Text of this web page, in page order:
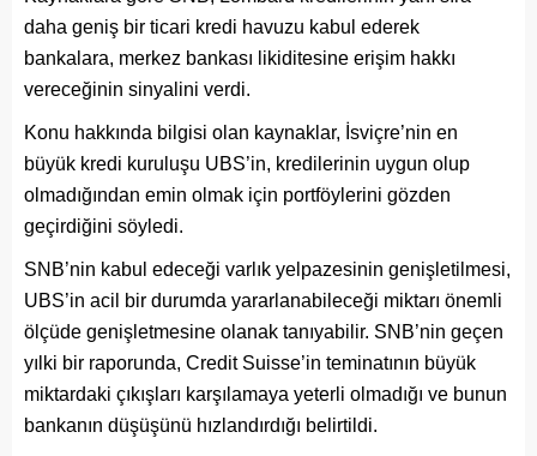
daha geniş bir ticari kredi havuzu kabul ederek
bankalara, merkez bankası likiditesine erişim hakkı
vereceğinin sinyalini verdi.
Konu hakkında bilgisi olan kaynaklar, İsviçre’nin en
büyük kredi kuruluşu UBS’in, kredilerinin uygun olup
olmadığından emin olmak için portföylerini gözden
geçirdiğini söyledi.
SNB’nin kabul edeceği varlık yelpazesinin genişletilmesi,
UBS’in acil bir durumda yararlanabileceği miktarı önemli
ölçüde genişletmesine olanak tanıyabilir. SNB’nin geçen
yılki bir raporunda, Credit Suisse’in teminatının büyük
miktardaki çıkışları karşılamaya yeterli olmadığı ve bunun
bankanın düşüşünü hızlandırdığı belirtildi.